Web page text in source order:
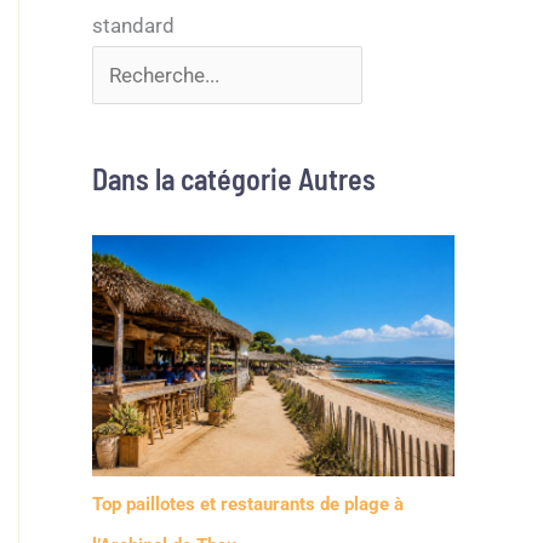
Dans la catégorie Autres
Top paillotes et restaurants de plage à